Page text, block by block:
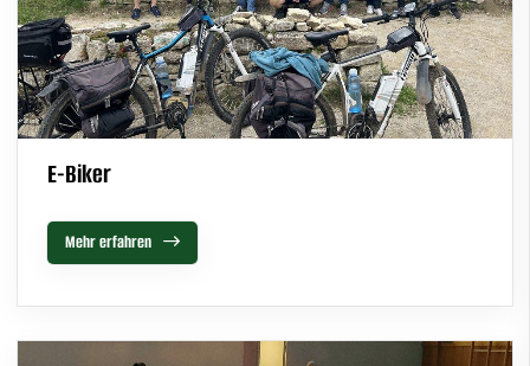
E-Biker
Mehr erfahren